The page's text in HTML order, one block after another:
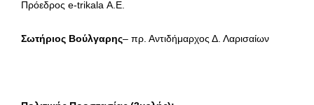
Πρόεδρος e-trikala Α.Ε.
Σωτήριος Βούλγαρης– πρ. Αντιδήμαρχος Δ. Λαρισαίων